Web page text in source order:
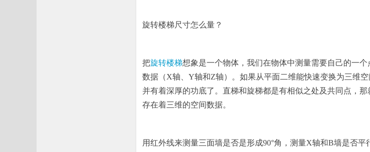
旋转楼梯尺寸怎么量？
把旋转楼梯想象是一个物体，我们在物体中测量需要自己的一
数据（X轴、Y轴和Z轴）。如果从平面二维能快速变换为三维
并有着深厚的功底了。直梯和旋梯都是有相似之处及共同点，那
存在着三维的空间数据。
用红外线来测量三面墙是否是形成90°角，测量X轴和B墙是否